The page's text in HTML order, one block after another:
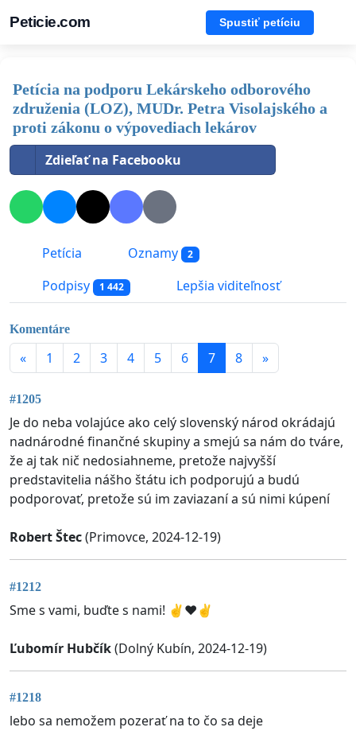
Peticie.com Spustiť petíciu
Petícia na podporu Lekárskeho odborového
združenia (LOZ), MUDr. Petra Visolajského a
proti zákonu o výpovediach lekárov
Zdieľať na Facebooku
Petícia Oznamy 2
Podpisy 1 442 Lepšia viditeľnosť
Komentáre
« 1 2 3 4 5 6 7 8 »
#1205
Je do neba volajúce ako celý slovenský národ okrádajú
nadnárodné finančné skupiny a smejú sa nám do tváre,
že aj tak nič nedosiahneme, pretože najvyšší
predstavitelia nášho štátu ich podporujú a budú
podporovať, pretože sú im zaviazaní a sú nimi kúpení
Robert Štec(Primovce, 2024-12-19)
#1212
Sme s vami, buďte s nami! ✌️♥️✌️
Ľubomír Hubčík(Dolný Kubín, 2024-12-19)
#1218
lebo sa nemožem pozerať na to čo sa deje